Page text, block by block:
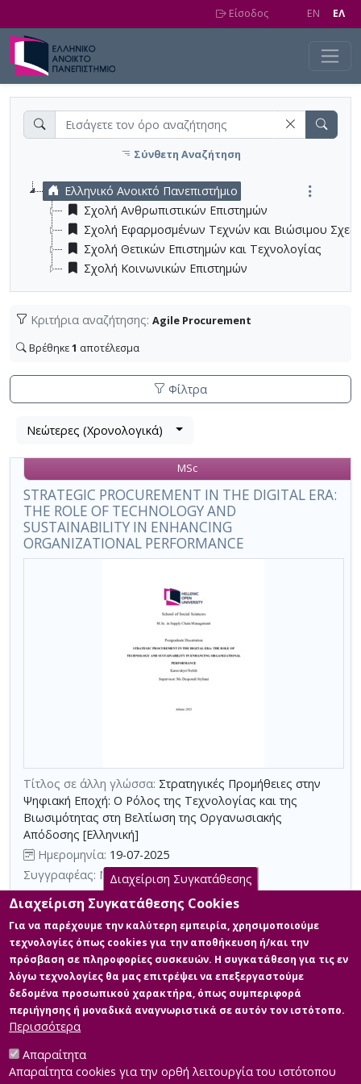
Είσοδος EN EΛ
Σύνθετη Αναζήτηση
Ελληνικό Ανοικτό Πανεπιστήμιο
Σχολή Ανθρωπιστικών Επιστημών
Σχολή Εφαρμοσμένων Τεχνών και Βιώσιμου
Σχολή Θετικών Επιστημών και Τεχνολογίας
Σχολή Κοινωνικών Επιστημών
Κριτήρια αναζήτησης: Agile Procurement
Βρέθηκε1 αποτέλεσμα
Φίλτρα
Βρέθηκε
αποτέλεσμα
,
σύνολο
σελίδων
1.
επιπλέον
κριτηρίων
αναζήτησης
Λίστα
τα
αποτελέσματα
αναζήτησης:
Νεώτερες (Χρονολογικά)
STRATEGIC PROCUREMENT IN THE DIGITAL ERA:
THE ROLE OF TECHNOLOGY AND
SUSTAINABILITY IN ENHANCING
ORGANIZATIONAL PERFORMANCE
MSc
Τίτλος σε άλλη γλώσσα: Στρατηγικές Προμήθειες στην
Ψηφιακή Εποχή: Ο Ρόλος της Τεχνολογίας και της
Βιωσιμότητας στη Βελτίωση της Οργανωσιακής
Απόδοσης [Ελληνική]
Ημερομηνία: 19-07-2025
Συγγραφέας: ΝΕΦΕΛΗ ΚΑΡΑΒΟΚΥΡΗ
Σχολή: Σχολή Κοινωνικών Επιστημών
Τμήμα:
Διοίκηση Εφοδιαστικής Αλυσίδας (ΔΕΑ)
Περίληψη (Abstract): This study aims to understand how strategic
procurement leads towards achieving larger organizational
objectives by examining its key challenges as well as the role of
technology and sustainability. The objective is to learn about how
these dimensions, procurement issues, digital tools, and
sustainable practices are interrelated to transform procurement
effectiveness. Adopting a mixed methods appr...
Διαχείριση Συγκατάθεσης
Διαχείριση Συγκατάθεσης Cookies
Για να παρέχουμε την καλύτερη εμπειρία, χρησιμοποιούμε
τεχνολογίες όπως cookies για την αποθήκευση ή/και την
πρόσβαση σε πληροφορίες συσκευών. Η συγκατάθεση για τις εν
λόγω τεχνολογίες θα μας επιτρέψει να επεξεργαστούμε
δεδομένα προσωπικού χαρακτήρα, όπως συμπεριφορά
περιήγησης ή μοναδικά αναγνωριστικά σε αυτόν τον ιστότοπο.
Περισσότερα
Απαραίτητα
Απαραίτητα cookies για την ορθή λειτουργία του ιστότοπου